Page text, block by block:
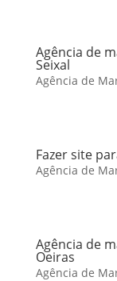
Agência de
Seixal
Agência de
Fazer site
Agência de
Agência de
Oeiras
Agência de